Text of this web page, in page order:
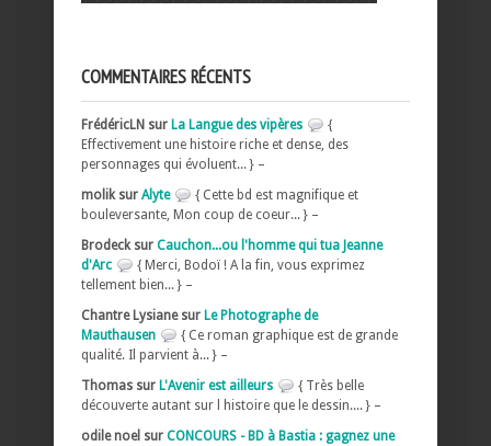
COMMENTAIRES RÉCENTS
FrédéricLN sur La Langue des vipères
{
Effectivement une histoire riche et dense, des
personnages qui évoluent... } –
molik sur Alyte
{ Cette bd est magnifique et
bouleversante, Mon coup de coeur... } –
Brodeck sur Cauchon...ou l'homme qui tua Jeanne
d'Arc
{ Merci, Bodoï ! A la fin, vous exprimez
tellement bien... } –
Chantre Lysiane sur Le Photographe de
Mauthausen
{ Ce roman graphique est de grande
qualité. Il parvient à... } –
Thomas sur L'Avenir est ailleurs
{ Très belle
découverte autant sur l histoire que le dessin.... } –
odile noel sur CONCOURS - BD à Bastia : gagnez une